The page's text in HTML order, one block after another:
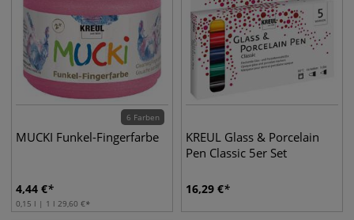
6 Farben
MUCKI Funkel-Fingerfarbe
4,44 €
0,15 l | 1 l 29,60 €
KREUL Glass & Porcelain
Pen Classic 5er Set
16,29 €